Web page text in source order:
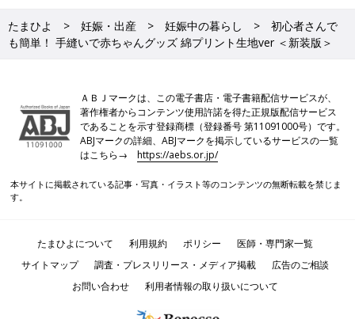
たまひよ 妊娠・出産 妊娠中の暮らし
初心者さんで
も簡単！ 手縫いで赤ちゃんグッズ 綿プリント生地ver ＜新装版＞
ＡＢＪマークは、この電子書店・電子書籍配信サービスが、
著作権者からコンテンツ使用許諾を得た正規版配信サービス
であることを示す登録商標（登録番号 第11091000号）です。
ABJマークの詳細、ABJマークを掲示しているサービスの一覧
はこちら→https://aebs.or.jp/
本サイトに掲載されている記事・写真・イラスト等のコンテンツの無断転載を禁じま
す。
たまひよについて 利用規約 ポリシー
医師・専門家一覧
サイトマップ
調査・プレスリリース・メディア掲載
広告のご相談
お問い合わせ
利用者情報の取り扱いについて